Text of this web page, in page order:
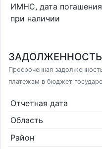
ИМНС, дата
при наличии
Просроченная
платежам в бюджет
Отчетная дата
Область
Район